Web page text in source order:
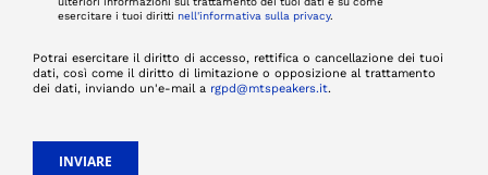
esercitare i tuoi diritti nell'informativa sulla privacy.
Potrai esercitare il diritto di accesso, rettifica o cancellazione dei tuoi
dati, così come il diritto di limitazione o opposizione al trattamento
dei dati, inviando un'e-mail a rgpd@mtspeakers.it.
INVIARE